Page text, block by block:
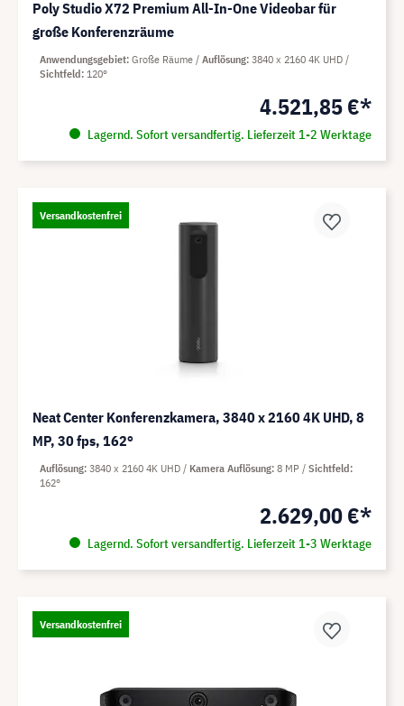
Poly Studio X72 Premium All-In-One Videobar für
große Konferenzräume
4.521,85 €*
Lagernd. Sofort versandfertig. Lieferzeit 1-2 Werktage
Anwendungsgebiet Große Räume Auflösung 3840 x 2160 4K UHD
Sichtfeld 120°
Versandkostenfrei
Neat Center Konferenzkamera, 3840 x 2160 4K UHD, 8
MP, 30 fps, 162°
2.629,00 €*
Lagernd. Sofort versandfertig. Lieferzeit 1-3 Werktage
Auflösung 3840 x 2160 4K UHD Kamera Auflösung 8 MP
Sichtfeld
162°
Versandkostenfrei